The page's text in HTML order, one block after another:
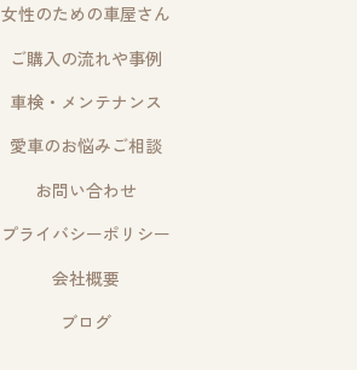
女性のための車屋さん
ご購入の流れや事例
車検・メンテナンス
愛車のお悩みご相談
お問い合わせ
プライバシーポリシー
会社概要
ブログ